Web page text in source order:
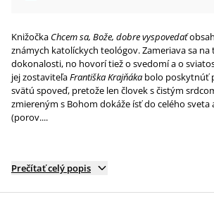
Knižočka Chcem sa, Bože, dobre vyspovedať
známych katolíckych teológov. Zameriava sa
dokonalosti, no hovorí tiež o svedomí a o
jej zostaviteľaFrantiška Krajňáka bolo poskytnúť
svätú spoveď, pretože len človek s čistým
zmiereným s Bohom dokáže ísť do celého sveta
(porov....
Prečítať celý popis